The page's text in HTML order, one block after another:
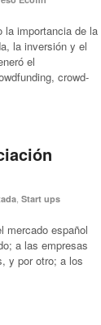
la importancia de la
la inversión y el
el
crowd-
Start ups
mercado español
a las empresas
y por otro; a los